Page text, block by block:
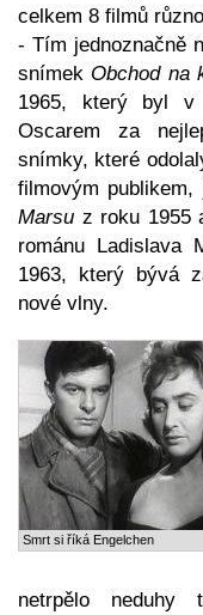
celkem 8 filmů
- Tím jednoznačně
snímek Obchod na
1965, který byl v
Oscarem za
snímky, které
filmovým
Marsu z roku 1955
románu Ladislava
1963, který bývá
nové vlny.
Smrt si říká Engelchen
netrpělo neduhy